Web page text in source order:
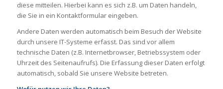
diese mitteilen. Hierbei kann es sich z.B. um Daten handeln,
die Sie in ein Kontaktformular eingeben.
Andere Daten werden automatisch beim Besuch der Website
durch unsere IT-Systeme erfasst. Das sind vor allem
technische Daten (z.B. Internetbrowser, Betriebssystem oder
Uhrzeit des Seitenaufrufs). Die Erfassung dieser Daten erfolgt
automatisch, sobald Sie unsere Website betreten.